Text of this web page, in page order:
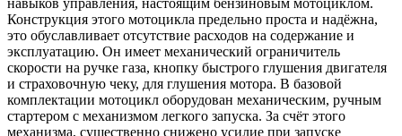
Конструкция этого мотоцикла предельно проста и надёжна,
это обуславливает отсутствие расходов на содержание и
эксплуатацию. Он имеет механический ограничитель
скорости на ручке газа, кнопку быстрого глушения двигателя
и страховочную чеку, для глушения мотора. В базовой
комплектации мотоцикл оборудован механическим, ручным
стартером с механизмом легкого запуска. За счёт этого
механизма, существенно снижено усилие при запуске